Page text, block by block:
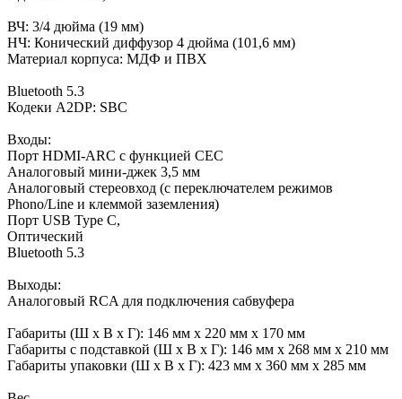
ВЧ: 3/4 дюйма (19 мм)
НЧ: Конический диффузор 4 дюйма (101,6 мм)
Материал корпуса: МДФ и ПВХ
Bluetooth 5.3
Кодеки A2DP: SBC
Входы:
Порт HDMI-ARC с функцией CEC
Аналоговый мини-джек 3,5 мм
Аналоговый стереовход (с переключателем режимов
Phono/Line и клеммой заземления)
Порт USB Type C,
Оптический
Bluetooth 5.3
Выходы:
Аналоговый RCA для подключения сабвуфера
Габариты (Ш х В х Г): 146 мм x 220 мм x 170 мм
Габариты с подставкой (Ш х В х Г): 146 мм x 268 мм x 210 мм
Габариты упаковки (Ш х В х Г): 423 мм x 360 мм x 285 мм